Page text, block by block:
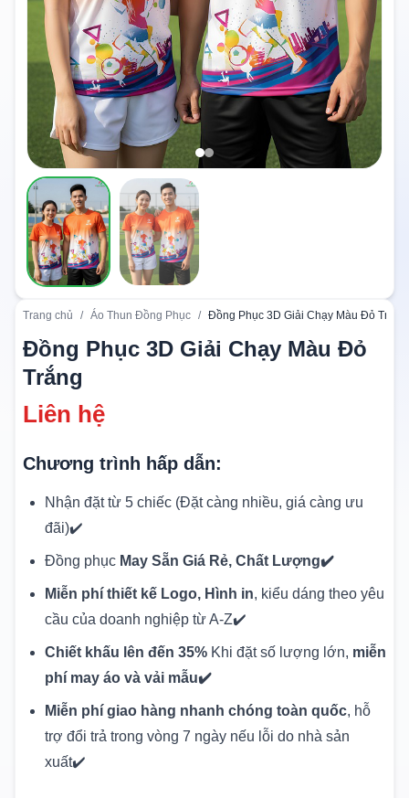
Trang chủ / Áo Thun Đồng Phục / Đồng Phục 3D Giải Chạy Màu Đỏ Trắng
Đồng Phục 3D Giải Chạy Màu Đỏ
Trắng
Liên hệ
Chương trình hấp dẫn:
Nhận đặt từ 5 chiếc (Đặt càng nhiều, giá càng ưu
đãi)✔️
Đồng phục May Sẵn Giá Rẻ, Chất Lượng✔️
Miễn phí thiết kế Logo, Hình in, kiểu dáng theo yêu
cầu của doanh nghiệp từ A-Z✔️
Chiết khấu lên đến 35% Khi đặt số lượng lớn, miễn
phí may áo và vải mẫu✔️
Miễn phí giao hàng nhanh chóng toàn quốc, hỗ
trợ đổi trả trong vòng 7 ngày nếu lỗi do nhà sản
xuất✔️